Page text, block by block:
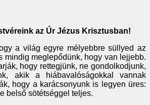
az Úr Jézus Krisztusban!
a világ egyre mélyebbre süllyed az
mindig meglepődünk, hogy van lejjebb.
hogy rettegjünk, ne gondolkodjunk,
akik a hiábavalóságokkal vannak
hogy a karácsonyunk is legyen üres:
belső sötétséggel teljes.